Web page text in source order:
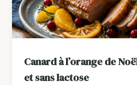
Canard à l’orange de
et sans lactose